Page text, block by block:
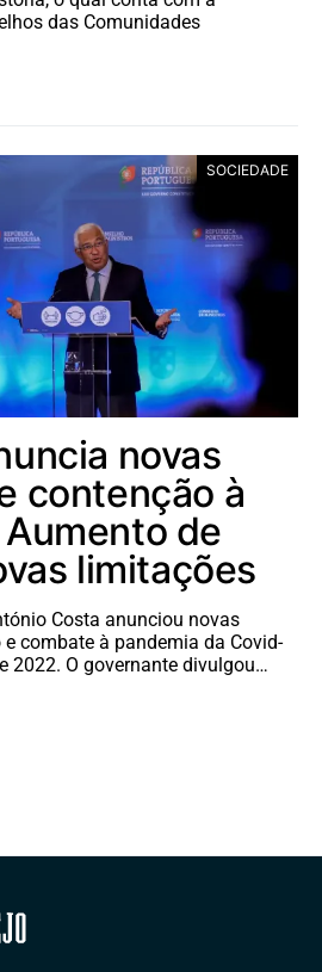
das Comunidades
SOCIEDADE
novas
contenção à
de
limitações
Costa anunciou novas
combate à pandemia da Covid-
2022. O governante divulgou…
do Ribatejo